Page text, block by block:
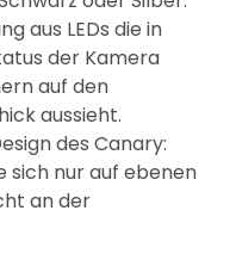
aus LEDs die in
der Kamera
auf den
aussieht.
des Canary:
sich nur auf ebenen
an der